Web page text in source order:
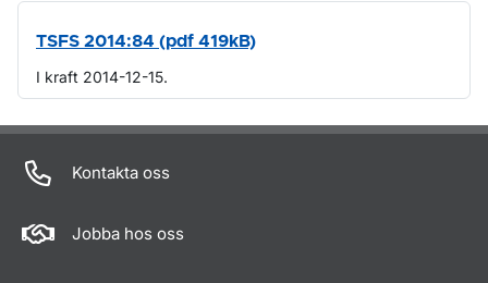
TSFS 2014:84 (pdf 419kB)
I kraft 2014-12-15.
Om sidan
Kontakta oss
Jobba hos oss